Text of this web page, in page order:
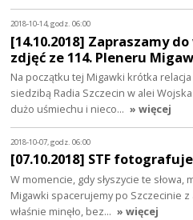
2018-10-14, godz. 06:00
[14.10.2018] Zapraszamy
zdjęć ze 114. Pleneru
Na początku tej Migawki krótka
siedzibą Radia Szczecin w alei
dużo uśmiechu i nieco… » więcej
2018-10-07, godz. 06:00
[07.10.2018] STF
W momencie, gdy słyszycie te słowa,
Migawki spacerujemy po Szczecinie
właśnie minęło, bez… » więcej